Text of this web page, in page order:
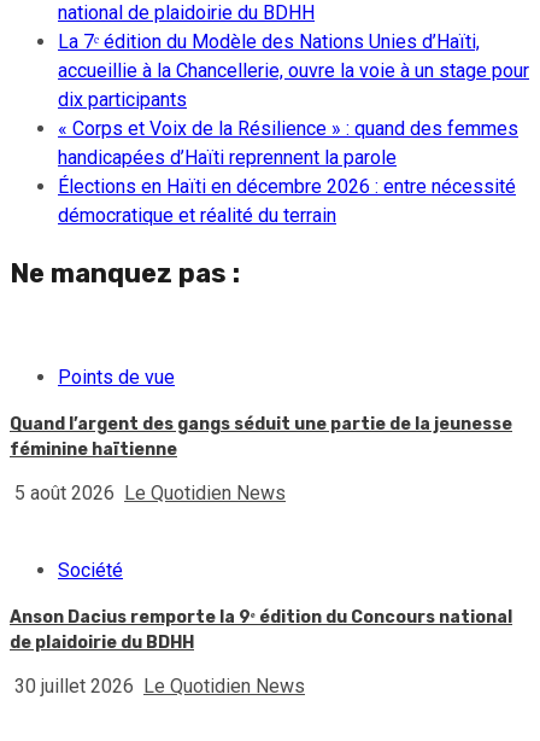
national de plaidoirie du BDHH
La 7ᵉ édition du Modèle des Nations Unies d’Haïti,
accueillie à la Chancellerie, ouvre la voie à un stage pour
dix participants
« Corps et Voix de la Résilience » : quand des femmes
handicapées d’Haïti reprennent la parole
Élections en Haïti en décembre 2026 : entre nécessité
démocratique et réalité du terrain
Ne manquez pas :
Points de vue
Quand l’argent des gangs séduit une partie de la jeunesse
féminine haïtienne
5 août 2026 Le Quotidien News
Société
Anson Dacius remporte la 9ᵉ édition du Concours national
de plaidoirie du BDHH
30 juillet 2026 Le Quotidien News